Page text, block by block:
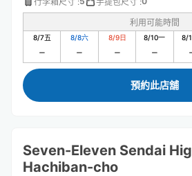
利用可能時間
8/7五 8/8六 8/9日 8/10一 8/
預約此店舖
Seven-Eleven Sendai
Hachiban-cho